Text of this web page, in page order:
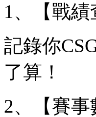
1、【戰績
記錄你
了算！
2、【賽事